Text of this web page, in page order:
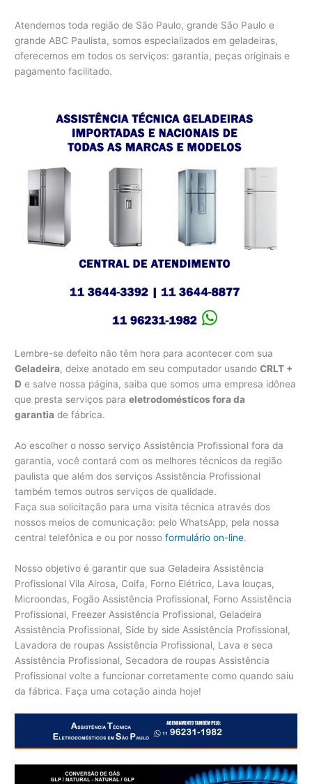
Atendemos toda região de São Paulo, grande São Paulo e
grande ABC Paulista, somos especializados em geladeiras,
oferecemos em todos os serviços: garantia, peças originais e
pagamento facilitado.
Lembre-se defeito não têm hora para acontecer com sua
Geladeira, deixe anotado em seu computador usandoCRLT +
D e salve nossa página, saiba que somos uma empresa idônea
que presta serviços paraeletrodomésticos fora da
garantia de fábrica.
Ao escolher o nosso serviço Assistência Profissional fora da
garantia, você contará com os melhores técnicos da região
paulista que além dos serviços Assistência Profissional
também temos outros serviços de qualidade.
Faça sua solicitação para uma visita técnica através dos
nossos meios de comunicação: pelo WhatsApp, pela nossa
central telefônica e ou por nossoformulário on-line.
Nosso objetivo é garantir que sua Geladeira Assistência
Profissional Vila Airosa, Coifa, Forno Elétrico, Lava louças,
Microondas, Fogão Assistência Profissional, Forno Assistência
Profissional, Freezer Assistência Profissional, Geladeira
Assistência Profissional, Side by side Assistência Profissional,
Lavadora de roupas Assistência Profissional, Lava e seca
Assistência Profissional, Secadora de roupas Assistência
Profissional volte a funcionar corretamente como quando saiu
da fábrica. Faça uma cotação ainda hoje!